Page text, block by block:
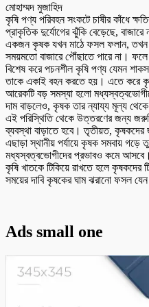
মোহাম্মদ মুজাহিদ
কৃষি পণ্য পরিবহন সংকটে চাষীর কাঁধে
প্রাকৃতিক দুর্যোগের ঝুঁকি বেড়েছে,
একজন কৃষক যখন মাঠে ফসল ফলান, তখন
সময়মতো বাজারে পৌঁছাতে পারে না।
বিশেষ করে পচনশীল কৃষি পণ্য যেমন
তাকে একাই বহন করতে হয়। এতে করে
আরেকটি বড় সমস্যা হলো
দাম বাড়লেও, কৃষক তার ন্যায্য মূল্য থেকে
এই পরিস্থিতি থেকে উত্তরণের জন্য
ব্যবস্থা বাড়াতে হবে। তৃতীয়ত, কৃষকদের
এছাড়া স্থানীয় পর্যায়ে কৃষক সমবায় গড়ে
মধ্যস্বত্বভোগীদের প্রভাবও কমে আসবে।
কৃষি খাতকে টিকিয়ে রাখতে হলে
সময়ের দাবি কৃষকের ঘাম ঝরানো ফসল
Ads small one